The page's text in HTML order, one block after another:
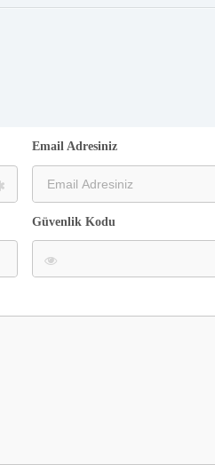
Email Adresiniz
Güvenlik Kodu